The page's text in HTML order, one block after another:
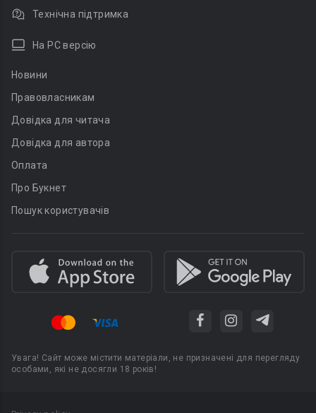
Технічна підтримка
На PC версію
Новини
Правовласникам
Довідка для читача
Довідка для автора
Оплата
Про Букнет
Пошук користувачів
Увага! Сайт може містити матеріали, не призначені для перегляду
особами, які не досягли 18 років!